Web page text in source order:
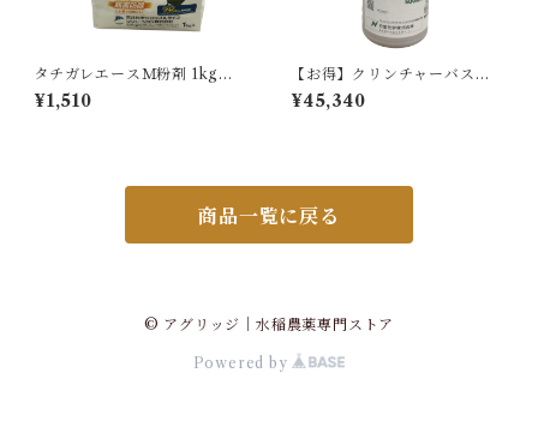
タチガレエースＭ粉剤 1kg 1
袋
¥1,510
【お得】クリンチャーバスME
液剤 500ml 【1箱】20本入
¥45,340
商品一覧に戻る
© アグリッジ｜水稲農薬専門ストア
Powered by